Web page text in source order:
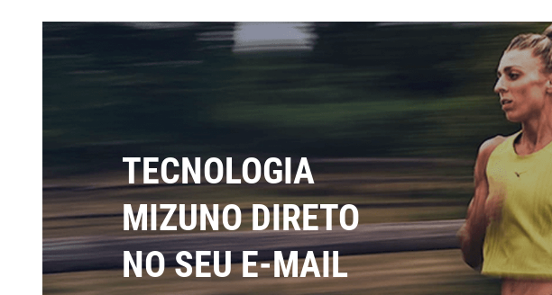
TECNOLOGIA
MIZUNO DIRETO
NO SEU E-MAIL